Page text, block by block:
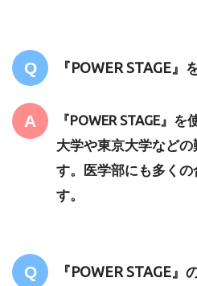
『POWER STAGE
『POWER STAGE』
大学や東京大学など
す。医学部にも多く
す。
『POWER STAGE